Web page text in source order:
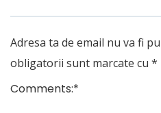
Adresa ta de email nu va fi
obligatorii sunt marcate cu *
Comments:*